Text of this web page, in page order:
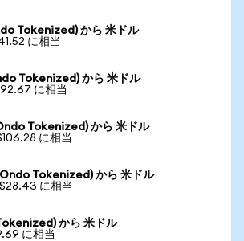
Tokenized) から 米ドル
に相当
Tokenized) から 米ドル
に相当
Tokenized) から 米ドル
に相当
Tokenized) から 米ドル
に相当
から 米ドル
に相当